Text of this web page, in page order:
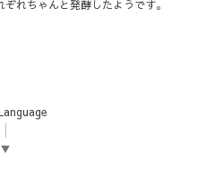
れちゃんと発酵したようです。
▼